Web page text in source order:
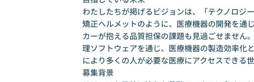
わたしたちが掲げるビジョンは、「テクノロジ
矯正ヘルメットのように、医療機器の開発を通
カーが抱える品質担保の課題も見過ごせません
理ソフトウェアを通じ、医療機器の製造効率化
により多くの人が必要な医療にアクセスできる
募集背景